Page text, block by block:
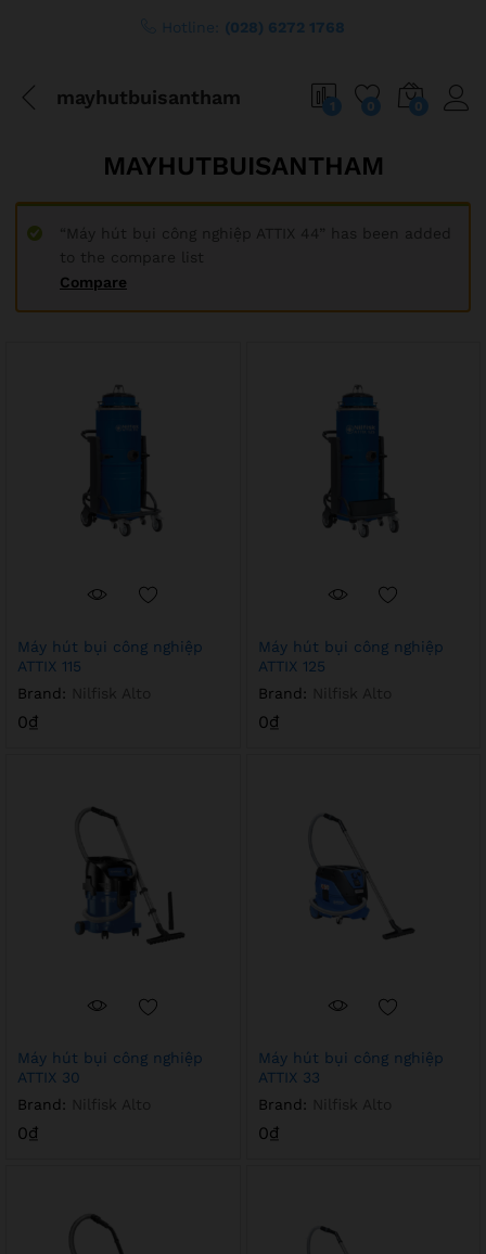
Hotline: (028) 6272 1768
mayhutbuisantham 1 0 0
MAYHUTBUISANTHAM
Compare
“Máy hút bụi công nghiệp ATTIX 44” has been added
to the compare list
Máy hút bụi công nghiệp
ATTIX 115
Brand:
0₫
Máy hút bụi công nghiệp
ATTIX 125
Brand:
0₫
Máy hút bụi công nghiệp
ATTIX 30
Brand:
0₫
Máy hút bụi công nghiệp
ATTIX 33
Brand:
0₫